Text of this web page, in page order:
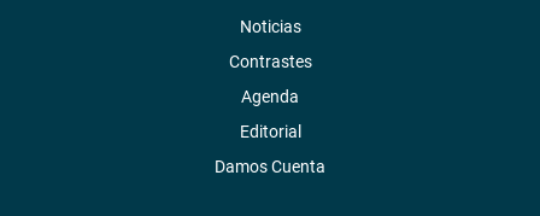
Noticias
Contrastes
Agenda
Editorial
Damos Cuenta